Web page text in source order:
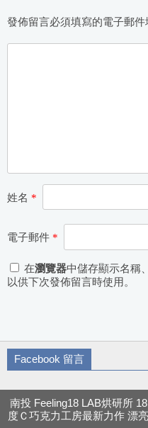
發佈留言必須填寫的電子郵件
姓名 *
電子郵件 *
在瀏覽器中儲存顯示名稱
以供下次發佈留言時使用。
Facebook 留言
南投 Feeling18 LAB烘研所 18
度Ｃ巧克力工房最新力作 漂亮